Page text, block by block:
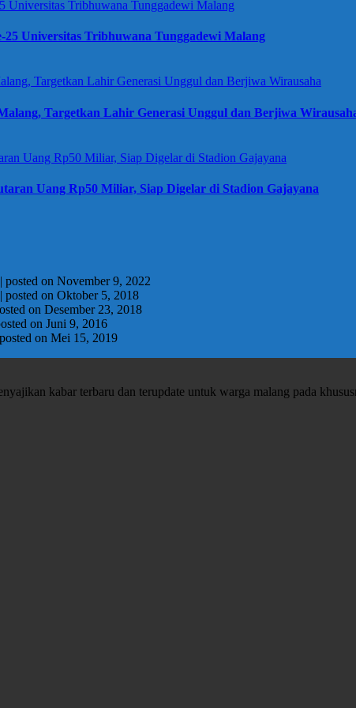
Universitas Tribhuwana Tunggadewi Malang
Targetkan Lahir Generasi Unggul dan Berjiwa
Uang Rp50 Miliar, Siap Digelar di Stadion Gajayana
| posted on November 9, 2022
| posted on Oktober 5, 2018
on Desember 23, 2018
on Juni 9, 2016
posted on Mei 15, 2019
kabar terbaru dan terupdate untuk warga malang pada